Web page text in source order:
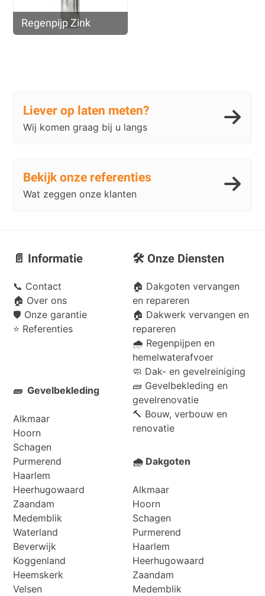
Regenpijp Zink
Liever op laten meten?
Wij komen graag bij u langs
Bekijk onze referenties
Wat zeggen onze klanten
📄 Informatie
📞 Contact
🏠 Over ons
🛡️ Onze garantie
⭐ Referenties
🧱 Gevelbekleding
Alkmaar
Hoorn
Schagen
Purmerend
Haarlem
Heerhugowaard
Zaandam
Medemblik
Waterland
Beverwijk
Koggenland
Heemskerk
Velsen
🛠️ Onze Diensten
🏠 Dakgoten vervangen
en repareren
🏠 Dakwerk vervangen en
repareren
🌧️ Regenpijpen en
hemelwaterafvoer
🧼 Dak- en gevelreiniging
🧱 Gevelbekleding en
gevelrenovatie
🔨 Bouw, verbouw en
renovatie
🌧️ Dakgoten
Alkmaar
Hoorn
Schagen
Purmerend
Haarlem
Heerhugowaard
Zaandam
Medemblik